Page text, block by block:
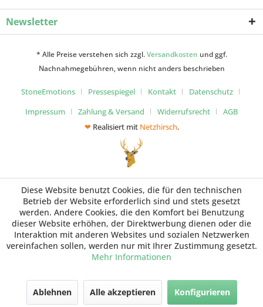
Newsletter
* Alle Preise verstehen sich zzgl.Versandkosten und ggf.
Nachnahmegebühren, wenn nicht anders beschrieben
StoneEmotions Pressespiegel Kontakt
Datenschutz
Impressum
Zahlung & Versand Widerrufsrecht
AGB
❤ Realisiert mit Netzhirsch.
Diese Website benutzt Cookies, die für den technischen
Betrieb der Website erforderlich sind und stets gesetzt
werden. Andere Cookies, die den Komfort bei Benutzung
dieser Website erhöhen, der Direktwerbung dienen oder die
Interaktion mit anderen Websites und sozialen Netzwerken
vereinfachen sollen, werden nur mit Ihrer Zustimmung gesetzt.
Mehr Informationen
Ablehnen Alle akzeptieren Konfigurieren